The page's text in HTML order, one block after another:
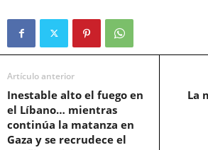
Artículo anterior
Inestable alto el fuego en
el Líbano… mientras
continúa la matanza en
Gaza y se recrudece el
La